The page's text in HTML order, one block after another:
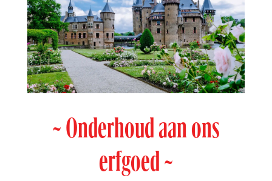
~ Onderhoud aan ons
erfgoed ~